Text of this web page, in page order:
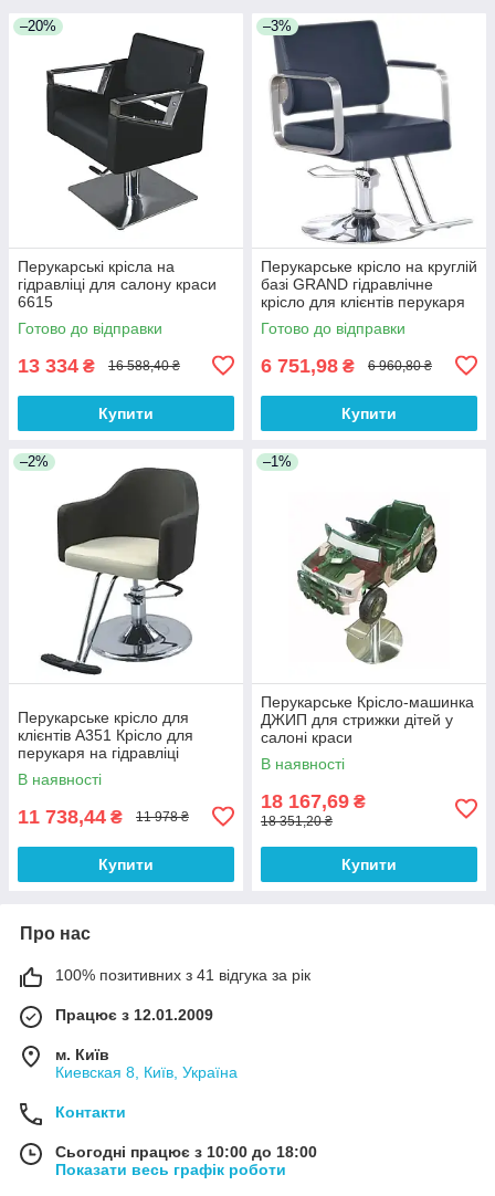
–20%
Перукарські крісла на
гідравліці для салону краси
6615
Готово до відправки
13 334 ₴ 16 588,40 ₴
Купити
–3%
Перукарське крісло на круглій
базі GRAND гідравлічне
крісло для клієнтів перукаря
Готово до відправки
6 751,98 ₴ 6 960,80 ₴
Купити
–2%
Перукарське крісло для
клієнтів А351 Крісло для
перукаря на гідравліці
В наявності
11 738,44 ₴ 11 978 ₴
Купити
–1%
Перукарське Крісло-машинка
ДЖИП для стрижки дітей у
салоні краси
В наявності
18 167,69 ₴
18 351,20 ₴
Купити
Про нас
100% позитивних з 41 відгука за рік
Працює з 12.01.2009
м. Київ
Киевская 8, Київ, Україна
Контакти
Сьогодні працює з 10:00 до 18:00
Показати весь графік роботи